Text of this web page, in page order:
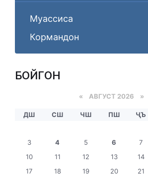
Муассиса
Кормандон
БОЙГОНӢ
« АВГУСТ 2026 »
ДШ СШ ЧШ ПШ ҶЪ
3
4 5 6 7
10
11 12 13 14
17
18 19 20 21